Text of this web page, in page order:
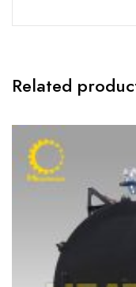
Related